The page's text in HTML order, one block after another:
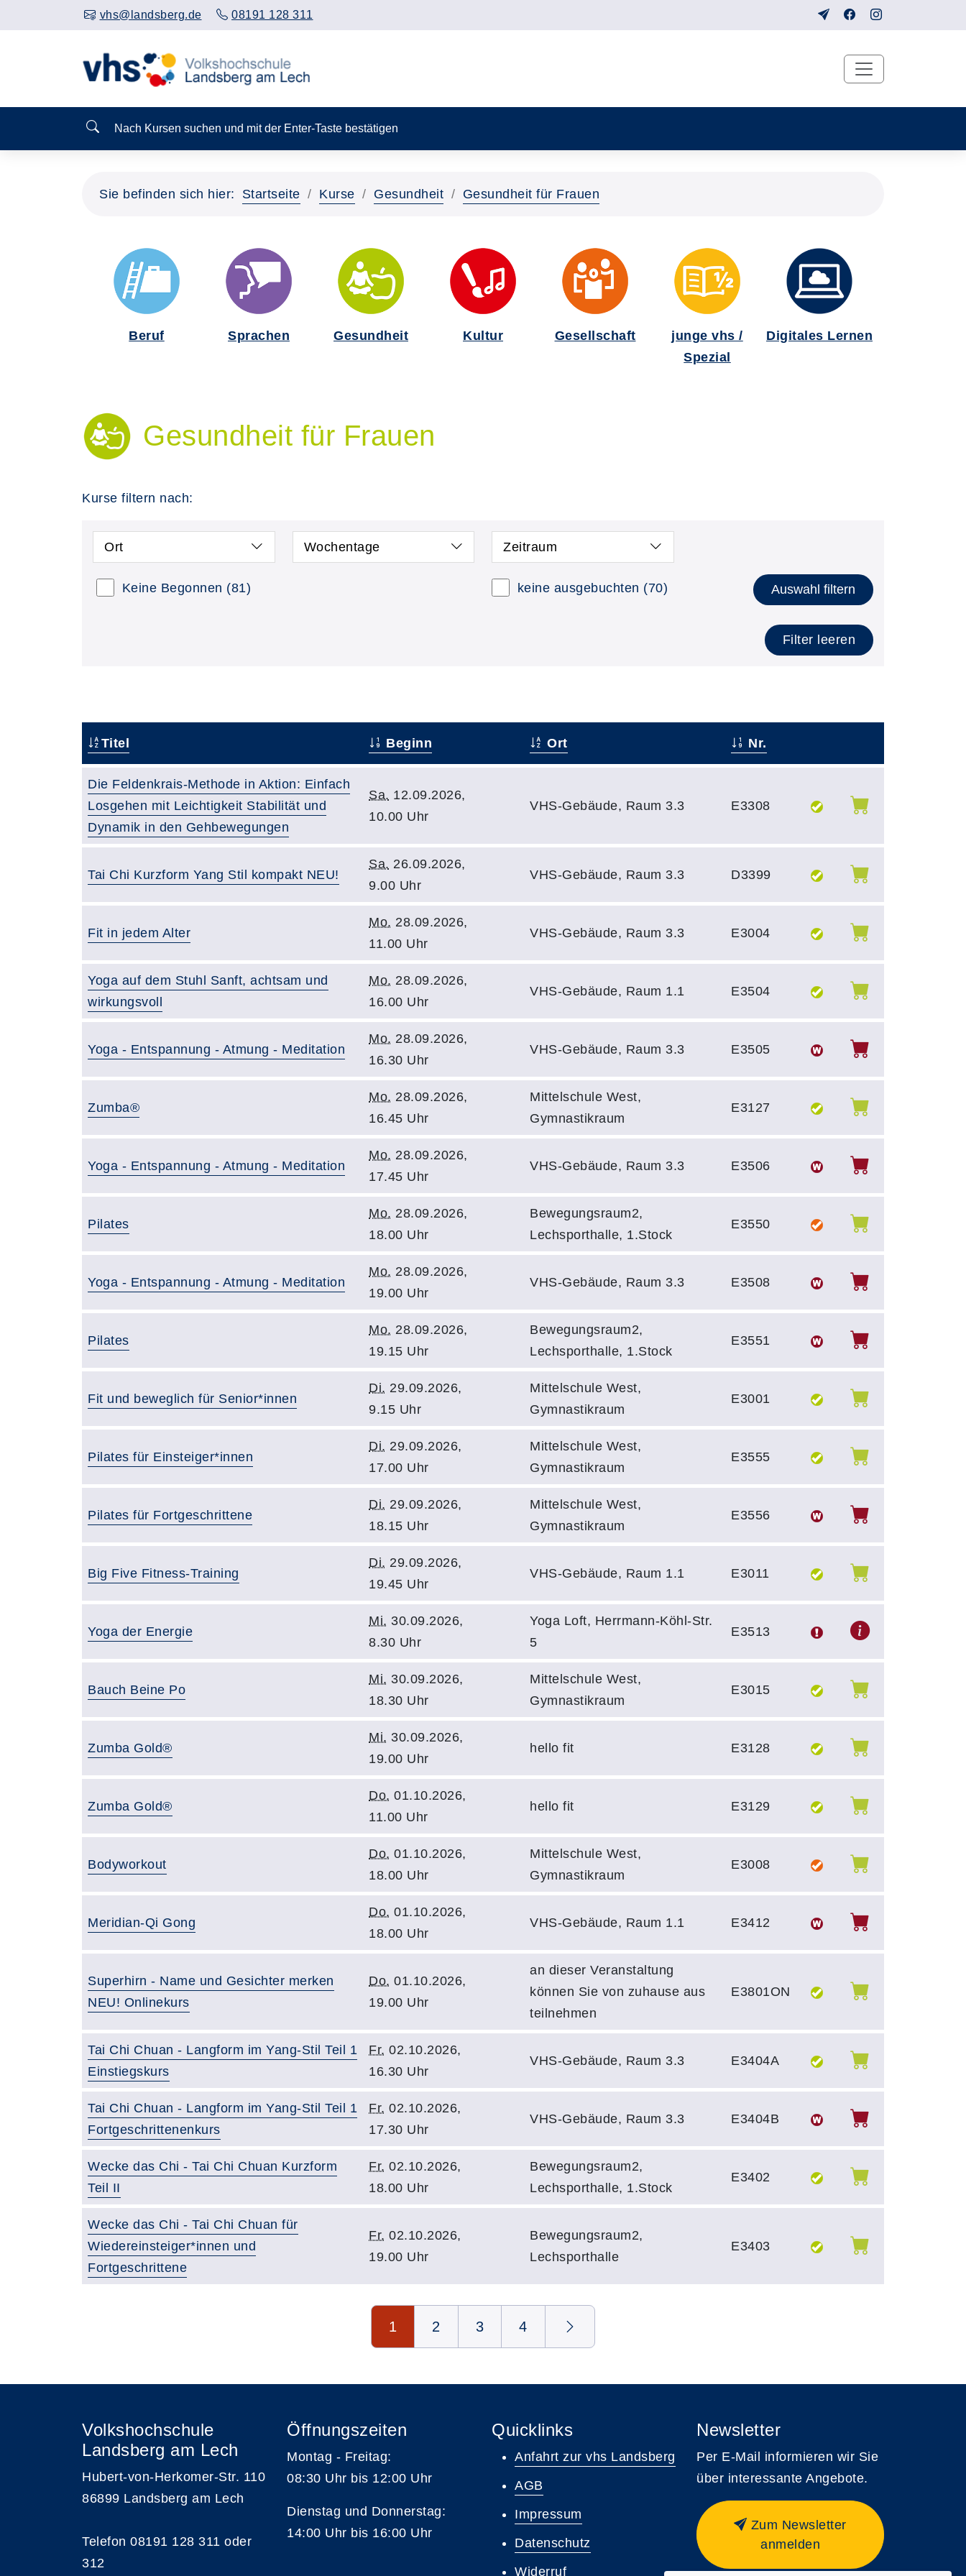
vhs@landsberg.de 08191 128 311
Nach Kursen suchen und mit der Enter-Taste bestätigen
Sie befinden sich hier: Startseite Kurse Gesundheit Gesundheit für Frauen
Beruf Sprachen Gesundheit Kultur Gesellschaft
junge vhs /
Spezial
Digitales Lernen
Gesundheit für Frauen
Kurse filtern nach:
Ort Wochentage Zeitraum
Keine Begonnen (81) keine ausgebuchten (70) Auswahl filtern
Filter leeren
Titel Beginn Ort Nr.
Die Feldenkrais-Methode in Aktion: Einfach
Losgehen mit Leichtigkeit Stabilität und
Dynamik in den Gehbewegungen
Sa. 12.09.2026,
10.00 Uhr
VHS-Gebäude, Raum 3.3 E3308
Tai Chi Kurzform Yang Stil kompakt NEU!
Sa. 26.09.2026,
9.00 Uhr
VHS-Gebäude, Raum 3.3 D3399
Fit in jedem Alter
Mo. 28.09.2026,
11.00 Uhr
VHS-Gebäude, Raum 3.3 E3004
Yoga auf dem Stuhl Sanft, achtsam und
wirkungsvoll
Mo. 28.09.2026,
16.00 Uhr
VHS-Gebäude, Raum 1.1 E3504
Yoga - Entspannung - Atmung - Meditation
Mo. 28.09.2026,
16.30 Uhr
VHS-Gebäude, Raum 3.3 E3505
Zumba®
Mo. 28.09.2026,
16.45 Uhr
Mittelschule West,
Gymnastikraum
E3127
Yoga - Entspannung - Atmung - Meditation
Mo. 28.09.2026,
17.45 Uhr
VHS-Gebäude, Raum 3.3 E3506
Pilates
Mo. 28.09.2026,
18.00 Uhr
Bewegungsraum2,
Lechsporthalle, 1.Stock
E3550
Yoga - Entspannung - Atmung - Meditation
Mo. 28.09.2026,
19.00 Uhr
VHS-Gebäude, Raum 3.3 E3508
Pilates
Mo. 28.09.2026,
19.15 Uhr
Bewegungsraum2,
Lechsporthalle, 1.Stock
E3551
Fit und beweglich für Senior*innen
Di. 29.09.2026,
9.15 Uhr
Mittelschule West,
Gymnastikraum
E3001
Pilates für Einsteiger*innen
Di. 29.09.2026,
17.00 Uhr
Mittelschule West,
Gymnastikraum
E3555
Pilates für Fortgeschrittene
Di. 29.09.2026,
18.15 Uhr
Mittelschule West,
Gymnastikraum
E3556
Big Five Fitness-Training
Di. 29.09.2026,
19.45 Uhr
VHS-Gebäude, Raum 1.1 E3011
Yoga der Energie
Mi. 30.09.2026,
8.30 Uhr
Yoga Loft, Herrmann-Köhl-Str.
5
E3513
Bauch Beine Po
Mi. 30.09.2026,
18.30 Uhr
Mittelschule West,
Gymnastikraum
E3015
Zumba Gold®
Mi. 30.09.2026,
19.00 Uhr
hello fit E3128
Zumba Gold®
Do. 01.10.2026,
11.00 Uhr
hello fit E3129
Bodyworkout
Do. 01.10.2026,
18.00 Uhr
Mittelschule West,
Gymnastikraum
E3008
Meridian-Qi Gong
Do. 01.10.2026,
18.00 Uhr
VHS-Gebäude, Raum 1.1 E3412
Superhirn - Name und Gesichter merken
NEU! Onlinekurs
Do. 01.10.2026,
19.00 Uhr
an dieser Veranstaltung
können Sie von zuhause aus
teilnehmen
E3801ON
Tai Chi Chuan - Langform im Yang-Stil Teil 1
Einstiegskurs
Fr. 02.10.2026,
16.30 Uhr
VHS-Gebäude, Raum 3.3 E3404A
Tai Chi Chuan - Langform im Yang-Stil Teil 1
Fortgeschrittenenkurs
Fr. 02.10.2026,
17.30 Uhr
VHS-Gebäude, Raum 3.3 E3404B
Wecke das Chi - Tai Chi Chuan Kurzform
Teil II
Fr. 02.10.2026,
18.00 Uhr
Bewegungsraum2,
Lechsporthalle, 1.Stock
E3402
Wecke das Chi - Tai Chi Chuan für
Wiedereinsteiger*innen und
Fortgeschrittene
Fr. 02.10.2026,
19.00 Uhr
Bewegungsraum2,
Lechsporthalle
E3403
1 2 3 4
Volkshochschule
Landsberg am Lech
Hubert-von-Herkomer-Str. 110
86899 Landsberg am Lech
Telefon 08191 128 311 oder
312
Öffnungszeiten
Montag - Freitag:
08:30 Uhr bis 12:00 Uhr
Dienstag und Donnerstag:
14:00 Uhr bis 16:00 Uhr
Quicklinks
Anfahrt zur vhs Landsberg
AGB
Impressum
Datenschutz
Widerruf
Newsletter
Per E-Mail informieren wir Sie
über interessante Angebote.
Zum Newsletter
anmelden